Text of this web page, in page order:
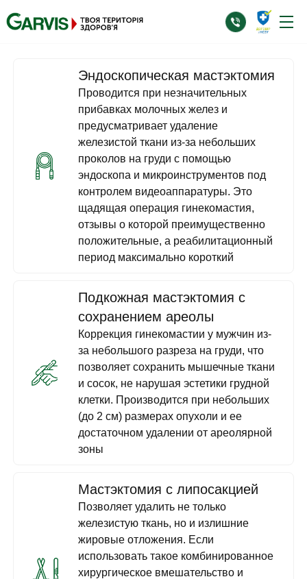
Эндоскопическая мастэктомия
Проводится при незначительных
прибавках молочных желез и
предусматривает удаление
железистой ткани из-за небольших
проколов на груди с помощью
эндоскопа и микроинструментов под
контролем видеоаппаратуры. Это
щадящая операция гинекомастия,
отзывы о которой преимущественно
положительные, а реабилитационный
период максимально короткий
Подкожная мастэктомия с
сохранением ареолы
Коррекция гинекомастии у мужчин из-
за небольшого разреза на груди, что
позволяет сохранить мышечные ткани
и сосок, не нарушая эстетики грудной
клетки. Производится при небольших
(до 2 см) размерах опухоли и ее
достаточном удалении от ареолярной
зоны
Мастэктомия с липосакцией
Позволяет удалить не только
железистую ткань, но и излишние
жировые отложения. Если
использовать такое комбинированное
хирургическое вмешательство и